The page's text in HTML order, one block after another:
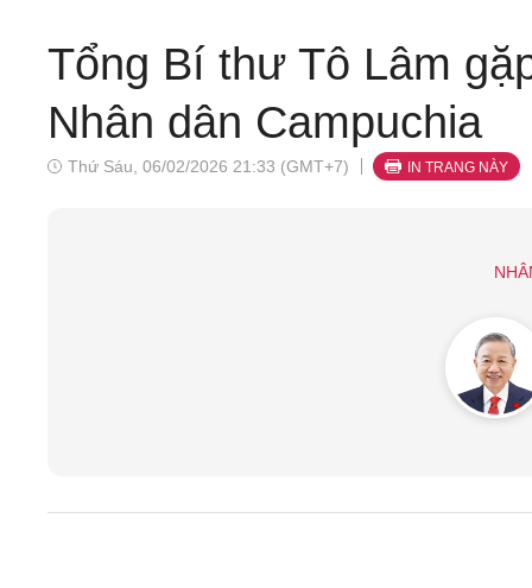
Tổng Bí thư Tô Lâm
Nhân dân Campuchia
Thứ Sáu, 06/02/2026 21:33 (GMT+7) IN TRANG NÀY